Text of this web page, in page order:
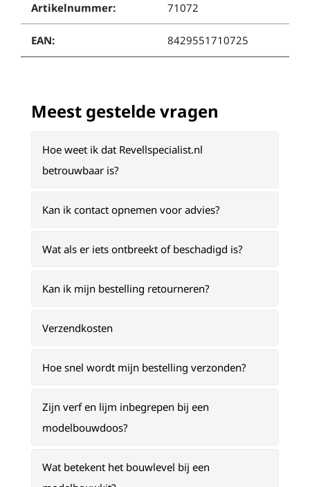
Artikelnummer: 71072
EAN: 8429551710725
Meest gestelde vragen
Hoe weet ik dat Revellspecialist.nl
betrouwbaar is?
Kan ik contact opnemen voor advies?
Wat als er iets ontbreekt of beschadigd is?
Kan ik mijn bestelling retourneren?
Verzendkosten
Hoe snel wordt mijn bestelling verzonden?
Zijn verf en lijm inbegrepen bij een
modelbouwdoos?
Wat betekent het bouwlevel bij een